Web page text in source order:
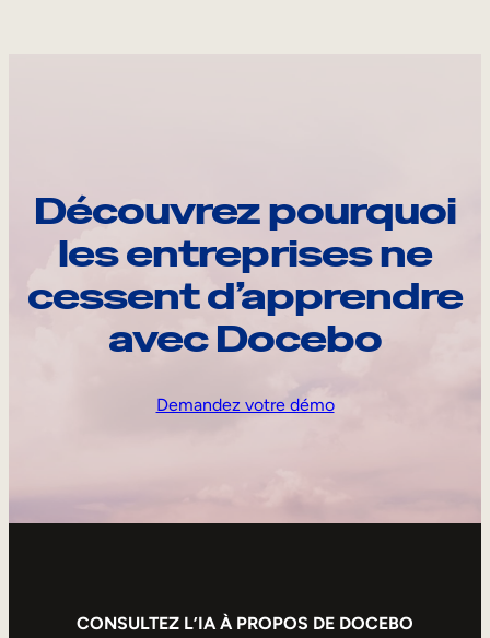
Découvrez pourquoi
les entreprises ne
cessent d’apprendre
avec Docebo
Demandez votre démo
CONSULTEZ L’IA À PROPOS DE DOCEBO